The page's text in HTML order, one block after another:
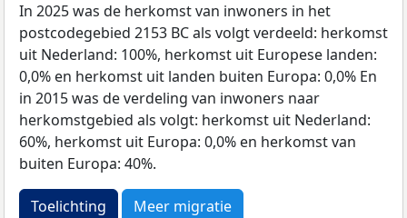
In 2025 was de herkomst van inwoners in het
postcodegebied 2153 BC als volgt verdeeld: herkomst
uit Nederland: 100%, herkomst uit Europese landen:
0,0% en herkomst uit landen buiten Europa: 0,0% En
in 2015 was de verdeling van inwoners naar
herkomstgebied als volgt: herkomst uit Nederland:
60%, herkomst uit Europa: 0,0% en herkomst van
buiten Europa: 40%.
Toelichting Meer migratie